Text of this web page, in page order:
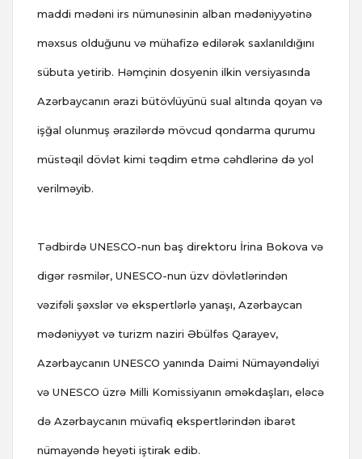
maddi mədəni irs nümunəsinin alban mədəniyyətinə
məxsus olduğunu və mühafizə edilərək saxlanıldığını
sübuta yetirib. Həmçinin dosyenin ilkin versiyasında
Azərbaycanın ərazi bütövlüyünü sual altında qoyan və
işğal olunmuş ərazilərdə mövcud qondarma qurumu
müstəqil dövlət kimi təqdim etmə cəhdlərinə də yol
verilməyib.
Tədbirdə UNESCO-nun baş direktoru İrina Bokova və
digər rəsmilər, UNESCO-nun üzv dövlətlərindən
vəzifəli şəxslər və ekspertlərlə yanaşı, Azərbaycan
mədəniyyət və turizm naziri Əbülfəs Qarayev,
Azərbaycanın UNESCO yanında Daimi Nümayəndəliyi
və UNESCO üzrə Milli Komissiyanın əməkdaşları, eləcə
də Azərbaycanın müvafiq ekspertlərindən ibarət
nümayəndə heyəti iştirak edib.